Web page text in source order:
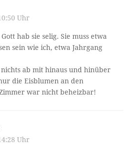
Uhr
hab sie selig. Sie muss etwa
sein wie ich, etwa Jahrgang
ab mit hinaus und hinüber
die Eisblumen an den
war nicht beheizbar!
Uhr